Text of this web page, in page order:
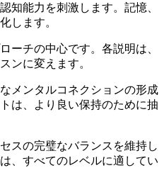
知能力を刺激します。記憶、
します。
ーチの中心です。各説明は、
ンに変えます。
メンタルコネクションの形成
は、より良い保持のために抽
スの完璧なバランスを維持し
、すべてのレベルに適してい